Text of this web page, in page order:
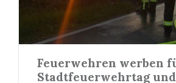
Feuerwehren werben
Stadtfeuerwehrtag